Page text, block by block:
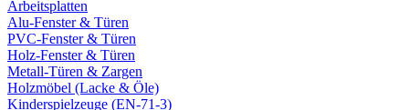
Arbeitsplatten
Alu-Fenster & Türen
PVC-Fenster & Türen
Holz-Fenster & Türen
Metall-Türen & Zargen
Holzmöbel (Lacke & Öle)
Kinderspielzeuge (EN-71-3)